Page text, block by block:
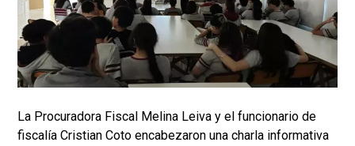
La Procuradora Fiscal Melina Leiva y el funcionario de
fiscalía Cristian Coto encabezaron una charla informativa